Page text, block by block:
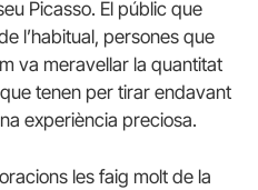
Picasso. El públic que
l’habitual, persones que
va meravellar la quantitat
tenen per tirar endavant
experiència preciosa.
les faig molt de la